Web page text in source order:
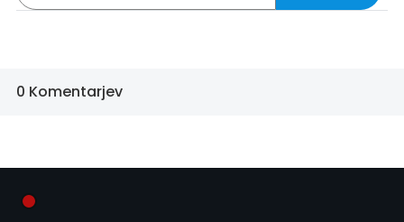
0 Komentarjev